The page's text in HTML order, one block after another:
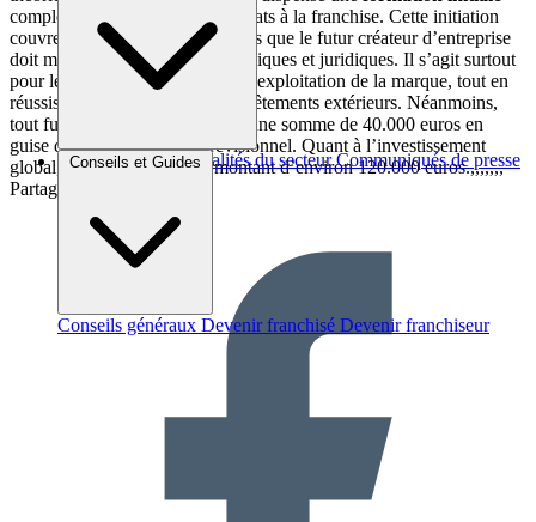
Brèves et actus Actualités du secteur Communiqués de presse
Conseils et Guides
Conseils généraux Devenir franchisé Devenir franchiseur
complète à tous les futurs candidats à la franchise. Cette initiation
couvre à peu près tous les aspects que le futur créateur d’entreprise
doit maîtriser : comptables, techniques et juridiques. Il s’agit surtout
pour les franchisés de maîtriser l’exploitation de la marque, tout en
réussissant sur le marché des revêtements extérieurs. Néanmoins,
tout futur franchisé doit prévoir une somme de 40.000 euros en
guise d’apport personnel prévisionnel. Quant à l’investissement
global, il faut envisager un montant d’environ 120.000 euros.,,,,,,,
Partager sur :